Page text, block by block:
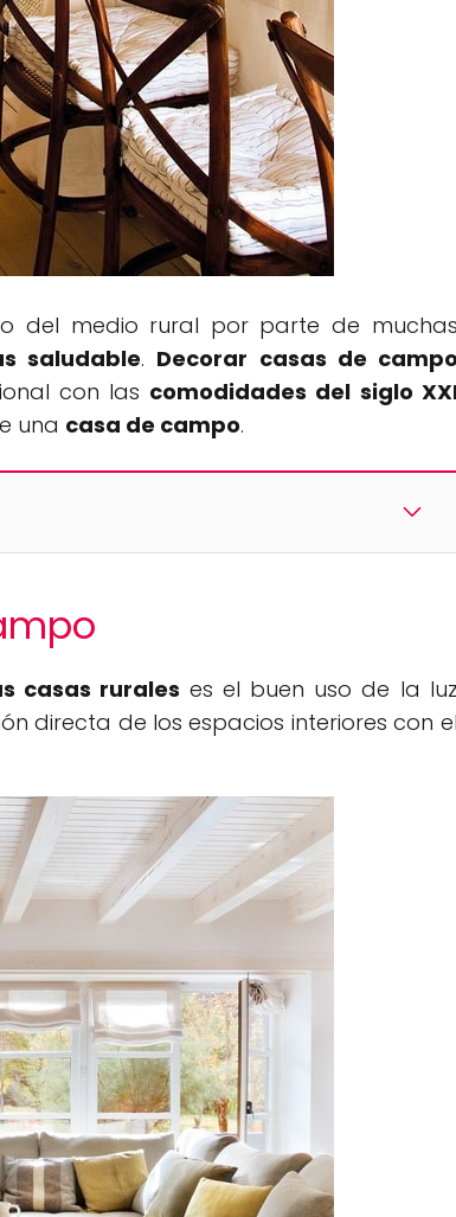
del medio rural por parte de muchas
saludable. Decorar casas de campo
con las comodidades del siglo
una casa de campo.
casas rurales es el buen uso de la luz
directa de los espacios interiores con el